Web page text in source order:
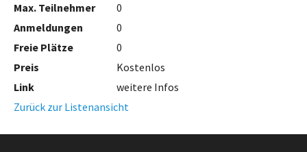
Max. Teilnehmer
0
Anmeldungen
0
Freie Plätze
0
Preis
Kostenlos
Link
weitere Infos
Zurück zur Listenansicht